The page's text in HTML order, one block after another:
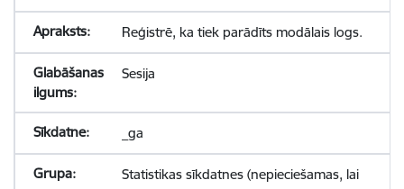
Reģistrē, ka tiek parādīts modālais logs.
Sesija
_ga
Statistikas sīkdatnes (nepieciešamas, lai